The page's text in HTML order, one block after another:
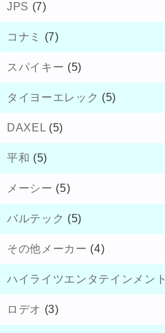
JPS (7)
コナミ (7)
スパイキー (5)
タイヨーエレック (5)
DAXEL (5)
平和 (5)
メーシー (5)
バルテック (5)
その他メーカー (4)
ハイライツエンタテインメント
ロデオ (3)